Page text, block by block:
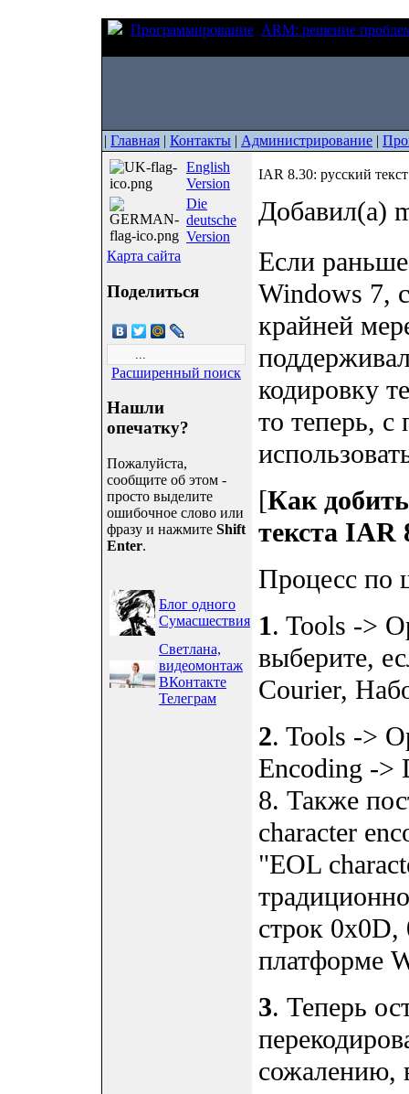
Программирование ARM: решение
| Главная | Контакты | Администрирование |
English
Version
Die
deutsche
Version
Карта сайта
Поделиться
Расширенный поиск
Нашли
опечатку?
Пожалуйста,
сообщите об этом -
просто выделите
ошибочное слово или
фразу и нажмите Shift
Enter.
Блог одного
Сумасшествия
Светлана,
видеомонтаж
ВКонтакте
Телеграм
IAR 8.30: русский
Добавил(а)
Если
Windows 7,
крайней
кодировку
то теперь,
[Как
текста IAR
Процесс по
1. Tools ->
выберите,
Courier,
2. Tools ->
Encoding ->
8. Также
character
"EOL
строк 0x0D,
платформе
3. Теперь
сожалению,